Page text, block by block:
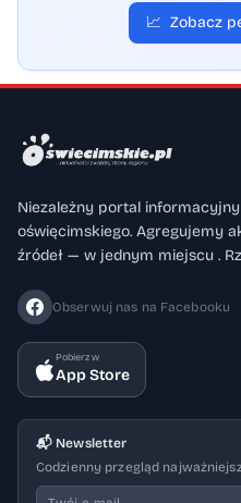
📈 Zobacz
Niezależny portal
oświęcimskiego. Agregujemy
źródeł — w jednym miejscu .
Obserwuj nas na Facebooku
Pobierz w
App Store
📬 Newsletter
Codzienny przegląd